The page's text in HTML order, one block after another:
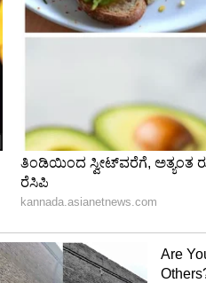
ಶರ್ಟ್‌ ನೊಂದಿಗೆ & ಬ್ಲಾಕ್ ಶೂ
ಕೋಟ್ ಛತ್ರಿಯನ್ನು ತಮ್ಮ
ಕಡೆ ನುಗ್ಗದಂತೆ
ಬಿಟ್ಟು ಹೋಗಬಾರದು.
ಲಾಠಿ ಹಾಗೂ ಹೆಲೈಟ್